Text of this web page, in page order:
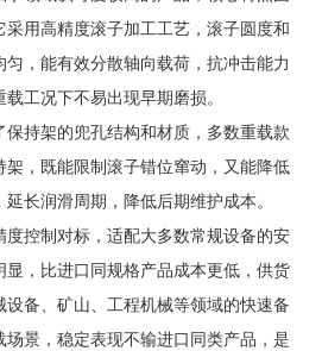
用高精度滚子加工工艺，滚子圆度和
，能有效分散轴向载荷，抗冲击能力
工况下不易出现早期磨损。
持架的兜孔结构和材质，多数重载款
，既能限制滚子错位窜动，又能降低
长润滑周期，降低后期维护成本。
控制对标，适配大多数常规设备的安
，比进口同规格产品成本更低，供货
设备、矿山、工程机械等领域的快速备
景，稳定表现不输进口同类产品，是